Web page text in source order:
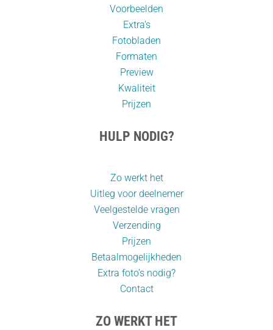
Voorbeelden
Extra's
Fotobladen
Formaten
Preview
Kwaliteit
Prijzen
HULP NODIG?
Zo werkt het
Uitleg voor deelnemer
Veelgestelde vragen
Verzending
Prijzen
Betaalmogelijkheden
Extra foto’s nodig?
Contact
ZO WERKT HET